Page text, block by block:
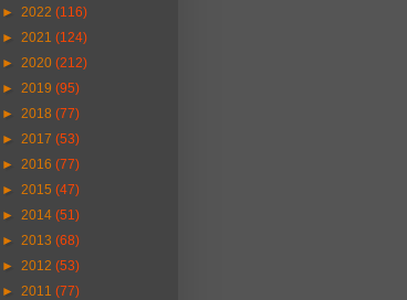
► 2022 (116)
► 2021 (124)
► 2020 (212)
► 2019 (95)
► 2018 (77)
► 2017 (53)
► 2016 (77)
► 2015 (47)
► 2014 (51)
► 2013 (68)
► 2012 (53)
► 2011 (77)